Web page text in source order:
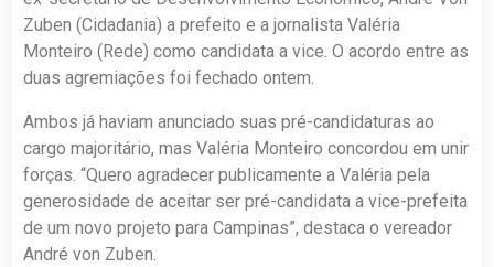
Zuben (Cidadania) a prefeito e a jornalista Valéria
Monteiro (Rede) como candidata a vice. O acordo entre as
duas agremiações foi fechado ontem.
Ambos já haviam anunciado suas pré-candidaturas ao
cargo majoritário, mas Valéria Monteiro concordou em unir
forças. “Quero agradecer publicamente a Valéria pela
generosidade de aceitar ser pré-candidata a vice-prefeita
de um novo projeto para Campinas”, destaca o vereador
André von Zuben.